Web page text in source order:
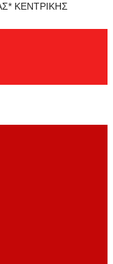
ΚΕΝΤΡΙΚΗΣ